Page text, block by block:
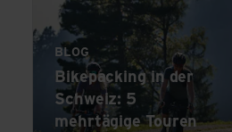
BLOG
Bikepacking in der
Schweiz: 5
mehrtägige Touren